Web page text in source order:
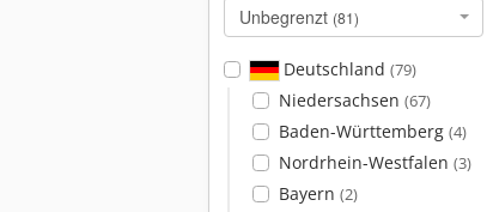
Unbegrenzt (81)
Deutschland (79)
Niedersachsen (67)
Baden-Württemberg (4)
Nordrhein-Westfalen (3)
Bayern (2)